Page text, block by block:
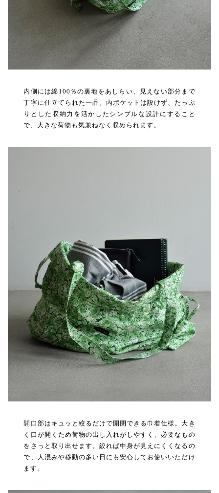
内側には綿100％の裏地をあしらい、見えない部分まで
丁寧に仕立てられた一品。内ポケットは設けず、たっぷ
りとした収納力を活かしたシンプルな設計にすること
で、大きな荷物も気兼ねなく収められます。
開口部はキュッと絞るだけで開閉できる巾着仕様。大き
く口が開くため荷物の出し入れがしやすく、必要なもの
をさっと取り出せます。絞れば中身が見えにくくなるの
で、人混みや移動の多い日にも安心してお使いいただけ
ます。